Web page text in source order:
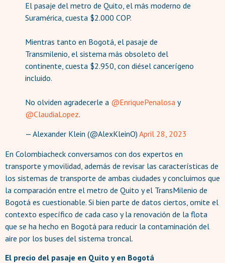
El pasaje del metro de Quito, el más moderno de
Suramérica, cuesta $2.000 COP.
Mientras tanto en Bogotá, el pasaje de
Transmilenio, el sistema más obsoleto del
continente, cuesta $2.950, con diésel cancerígeno
incluido.
No olviden agradecerle a @EnriquePenalosa y
@ClaudiaLopez.
— Alexander Klein (@AlexKleinO) April 28, 2023
En Colombiacheck conversamos con dos expertos en
transporte y movilidad, además de revisar las características de
los sistemas de transporte de ambas ciudades y concluimos que
la comparación entre el metro de Quito y el TransMilenio de
Bogotá es cuestionable. Si bien parte de datos ciertos, omite el
contexto específico de cada caso y la renovación de la flota
que se ha hecho en Bogotá para reducir la contaminación del
aire por los buses del sistema troncal.
El precio del pasaje en Quito y en Bogotá